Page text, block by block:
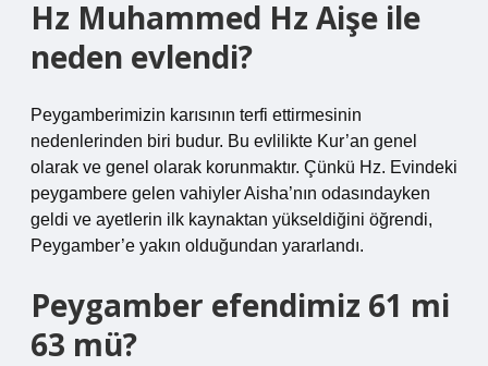
Hz Muhammed Hz Aişe ile
neden evlendi?
Peygamberimizin karısının terfi ettirmesinin
nedenlerinden biri budur. Bu evlilikte Kur’an genel
olarak ve genel olarak korunmaktır. Çünkü Hz. Evindeki
peygambere gelen vahiyler Aisha’nın odasındayken
geldi ve ayetlerin ilk kaynaktan yükseldiğini öğrendi,
Peygamber’e yakın olduğundan yararlandı.
Peygamber efendimiz 61 mi
63 mü?